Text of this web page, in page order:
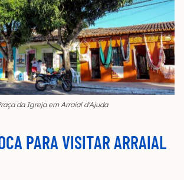
da Igreja em Arraial d’Ajuda
PARA VISITAR ARRAIAL